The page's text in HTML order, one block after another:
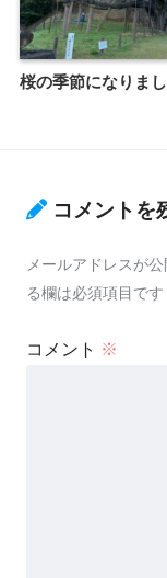
桜の季節になりま
コメントを
メールアドレスが
る欄は必須項目です
コメント ※